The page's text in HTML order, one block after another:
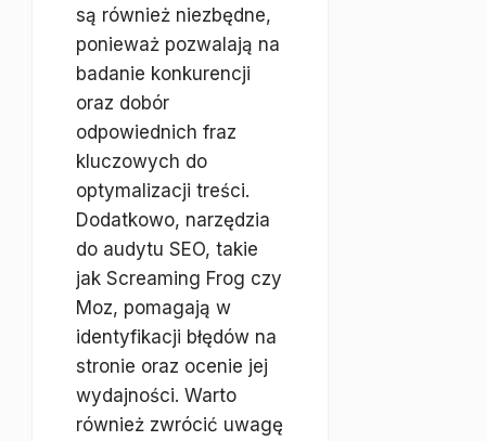
są również niezbędne,
ponieważ pozwalają na
badanie konkurencji
oraz dobór
odpowiednich fraz
kluczowych do
optymalizacji treści.
Dodatkowo, narzędzia
do audytu SEO, takie
jak Screaming Frog czy
Moz, pomagają w
identyfikacji błędów na
stronie oraz ocenie jej
wydajności. Warto
również zwrócić uwagę